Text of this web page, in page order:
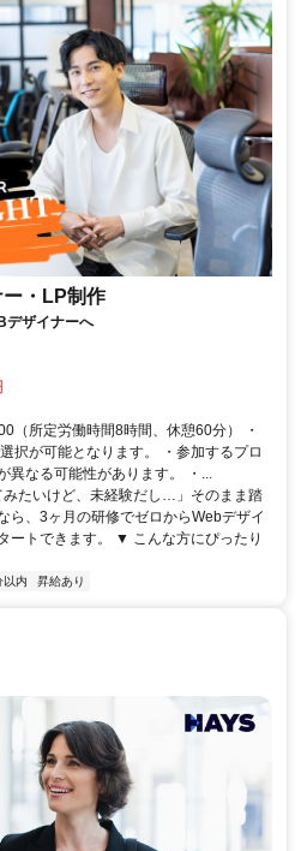
・LP制作
デザイナーへ
（所定労働時間8時間、休憩60分） ・
択が可能となります。 ・参加するプロ
異なる可能性があります。 ・...
たいけど、未経験だし…」そのまま踏
ら、3ヶ月の研修でゼロからWebデザイ
ートできます。 ▼ こんな方にぴったり
以内 昇給あり